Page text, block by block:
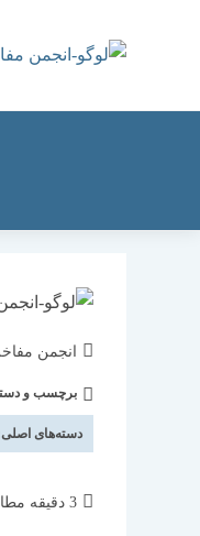
نویسندهٔ
انجمن
دسته‌
نوشته:
برچسب و دسته
دسته‌های
زمان
3 دقیقه مطالعه